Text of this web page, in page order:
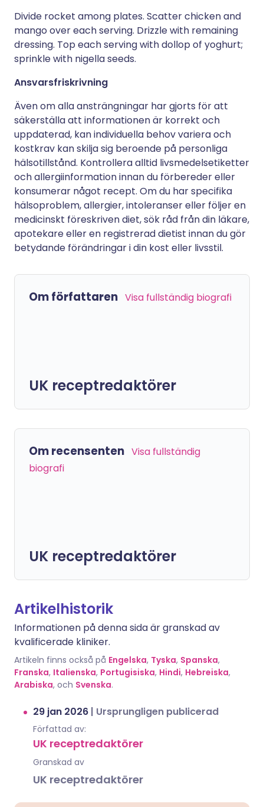
Divide rocket among plates. Scatter chicken and
mango over each serving. Drizzle with remaining
dressing. Top each serving with dollop of yoghurt;
sprinkle with nigella seeds.
Ansvarsfriskrivning
Även om alla ansträngningar har gjorts för att
säkerställa att informationen är korrekt och
uppdaterad, kan individuella behov variera och
kostkrav kan skilja sig beroende på personliga
hälsotillstånd. Kontrollera alltid livsmedelsetiketter
och allergiinformation innan du förbereder eller
konsumerar något recept. Om du har specifika
hälsoproblem, allergier, intoleranser eller följer en
medicinskt föreskriven diet, sök råd från din läkare,
apotekare eller en registrerad dietist innan du gör
betydande förändringar i din kost eller livsstil.
Om författaren Visa fullständig biografi
UK receptredaktörer
Om recensenten Visa fullständig
biografi
UK receptredaktörer
Artikelhistorik
Informationen på denna sida är granskad av
kvalificerade kliniker.
Artikeln finns också på Engelska, Tyska, Spanska,
Franska, Italienska, Portugisiska, Hindi, Hebreiska,
Arabiska, och Svenska.
29 jan 2026 | Ursprungligen publicerad
Författad av:
UK receptredaktörer
Granskad av
UK receptredaktörer